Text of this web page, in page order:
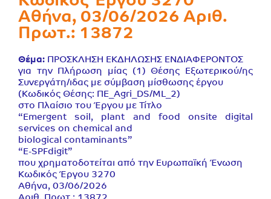
Αθήνα, 03/06/2026 Αριθ.
Πρωτ.: 13872
Θέμα: ΠΡΟΣΚΛΗΣΗ ΕΚΔΗΛΩΣΗΣ ΕΝΔΙΑΦΕΡΟΝΤΟΣ
για την Πλήρωση μίας (1) Θέσης Εξωτερικού/ης
Συνεργάτη/ιδας με σύμβαση μίσθωσης έργου
(Κωδικός Θέσης: ΠΕ_Agri_DS/ML_2)
στο Πλαίσιο του Έργου με Τίτλο
“Emergent soil, plant and food onsite digital
services on chemical and
biological contaminants”
“E-SPFdigit”
που χρηματοδοτείται από την Ευρωπαϊκή Ένωση
Κωδικός Έργου 3270
Αθήνα, 03/06/2026